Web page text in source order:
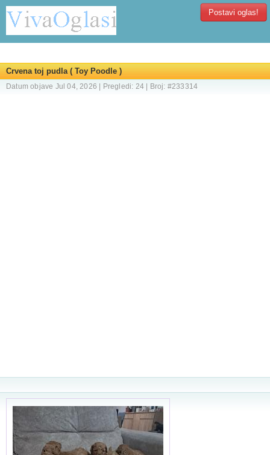
Postavi oglas!
Crvena toj pudla ( Toy Poodle )
Datum objave Jul 04, 2026 | Pregledi: 24 | Broj: #233314